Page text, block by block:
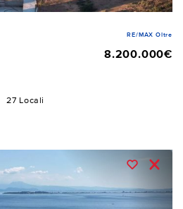
RE/MAX Oltre
8.200.000€
27 Locali